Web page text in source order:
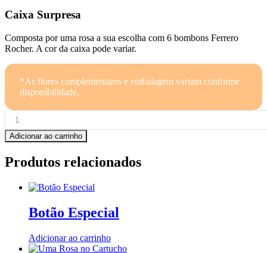
Caixa Surpresa
Composta por uma rosa a sua escolha com 6 bombons Ferrero
Rocher. A cor da caixa pode variar.
*As flores complementares e embalagem variam conforme
disponibilidade.
Caixa
Surpresa
quantidade
Adicionar ao carrinho
Produtos relacionados
Botão Especial
Adicionar ao carrinho